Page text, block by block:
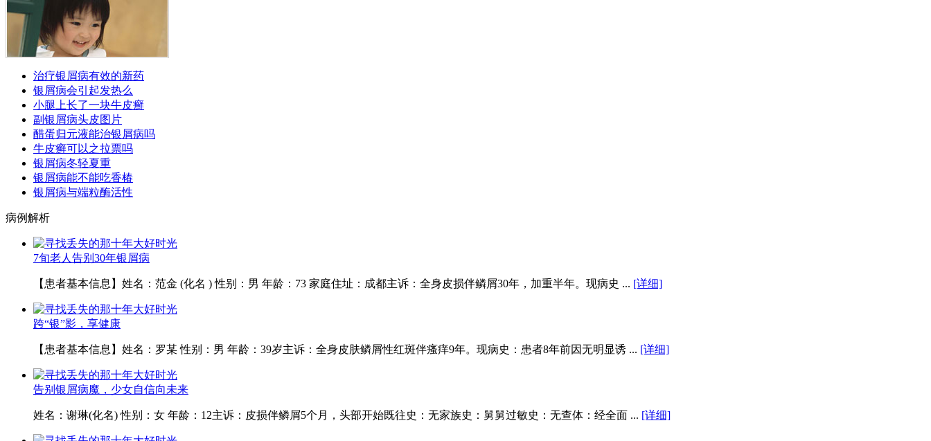
治疗银屑病有效的新药
银屑病会引起发热么
小腿上长了一块牛皮癣
副银屑病头皮图片
醋蛋归元液能治银屑病吗
牛皮癣可以之拉票吗
银屑病冬轻夏重
银屑病能不能吃香椿
银屑病与端粒酶活性
病例解析
7旬老人告别30年银屑病
【患者基本信息】姓名：范金 (化名 ) 性别：男 年龄：73 家庭住址：成都主诉：全身皮损伴鳞屑30年，加重半年。现病史 ... [详细]
跨“银”影，享健康
【患者基本信息】姓名：罗某 性别：男 年龄：39岁主诉：全身皮肤鳞屑性红斑伴瘙痒9年。现病史：患者8年前因无明显诱 ... [详细]
告别银屑病魔，少女自信向未来
姓名：谢琳(化名) 性别：女 年龄：12主诉：皮损伴鳞屑5个月，头部开始既往史：无家族史：舅舅过敏史：无查体：经全面 ... [详细]